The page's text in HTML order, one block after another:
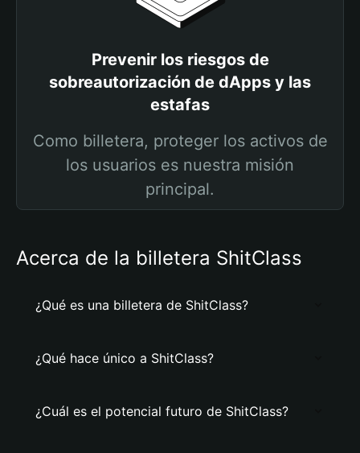
Prevenir los riesgos de
sobreautorización de dApps y las
estafas
Como billetera, proteger los activos de
los usuarios es nuestra misión
principal.
Acerca de la billetera ShitClass
¿Qué es una billetera de ShitClass?
¿Qué hace único a ShitClass?
¿Cuál es el potencial futuro de ShitClass?